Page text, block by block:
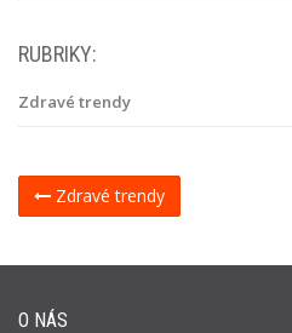
RUBRIKY:
Zdravé trendy
Zdravé trendy
O NÁS